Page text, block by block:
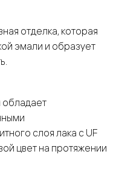
отделка, которая
эмали и образует
обладает
слоя лака с UF
цвет на протяжении